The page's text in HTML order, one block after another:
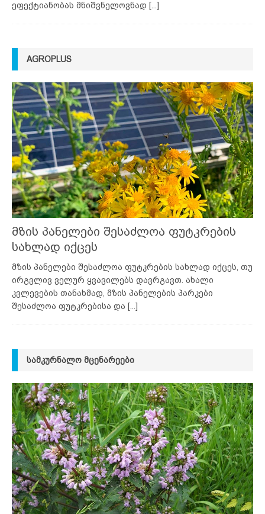
ეფექტიანობას მნიშვნელოვნად [...]
AGROPLUS
მზის პანელები შესაძლოა ფუტკრების
სახლად იქცეს
მზის პანელები შესაძლოა ფუტკრების სახლად იქცეს, თუ
ირგვლივ ველურ ყვავილებს დავრგავთ. ახალი
კვლევების თანახმად, მზის პანელების პარკები
შესაძლოა ფუტკრებისა და [...]
ᲡᲐᲛᲙᲣᲠᲜᲐᲚᲝ ᲛᲪᲔᲜᲐᲠᲔᲔᲑᲘ